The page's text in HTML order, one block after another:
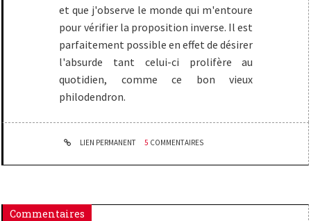
et que j'observe le monde qui m'entoure
pour vérifier la proposition inverse. Il est
parfaitement possible en effet de désirer
l'absurde tant celui-ci prolifère au
quotidien, comme ce bon vieux
philodendron.
LIEN PERMANENT 5 COMMENTAIRES
Commentaires